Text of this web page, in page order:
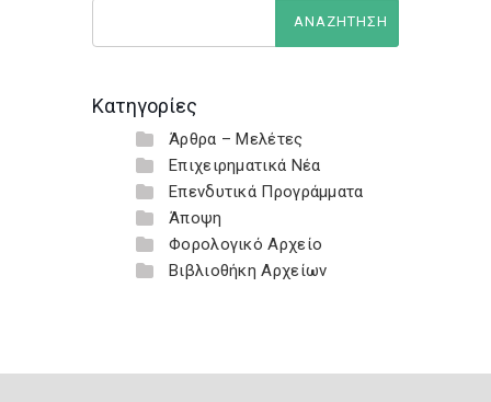
Κατηγορίες
Άρθρα – Μελέτες
Επιχειρηματικά Νέα
Επενδυτικά Προγράμματα
Άποψη
Φορολογικό Αρχείο
Βιβλιοθήκη Αρχείων